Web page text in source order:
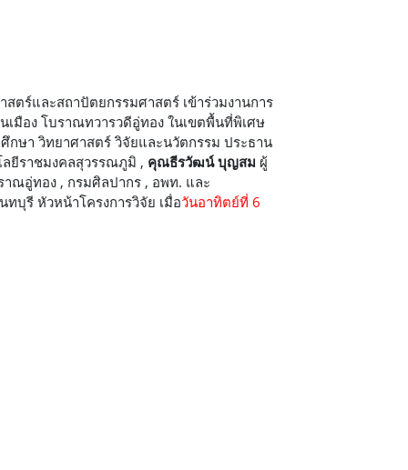
ร์และสถาปัตยกรรมศาสตร์ เข้าร่วมงานการ
มือง โบราณทวารวดีอู่ทอง ในเขตพื้นที่พิเศษ
กษา วิทยาศาสตร์ วิจัยและนวัตกรรม ประธาน
ยีราชมงคลสุวรรณภูมิ , คุณธีรวัฒน์ บุญสม ผู้
าณอู่ทอง , กรมศิลปากร , อพท. และ
บุรี หัวหน้าโครงการวิจัย เมื่อวันอาทิตย์ที่ 6